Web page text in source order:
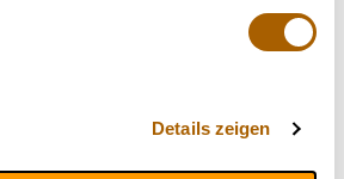
Details zeigen